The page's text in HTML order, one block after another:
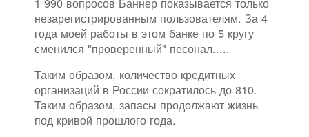
незарегистрированным пользователям. За 4
года моей работы в этом банке по 5 кругу
сменился "проверенный" песонал.....
Таким образом, количество кредитных
организаций в России сократилось до 810.
Таким образом, запасы продолжают жизнь
под кривой прошлого года.